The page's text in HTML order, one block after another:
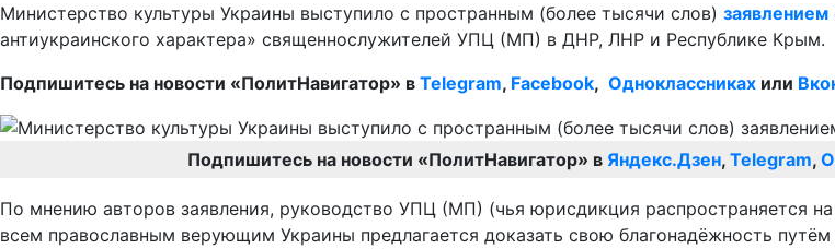
Министерство культуры Украины выступило с пространным (более тысячи слов) заявлением
антиукраинского характера» священнослужителей УПЦ (МП) в ДНР, ЛНР и Республике Крым.
Подпишитесь на новости «ПолитНавигатор» в Telegram, Facebook, Одноклассниках или
Подпишитесь на новости «ПолитНавигатор» в Яндекс.Дзен, Telegram,
По мнению авторов заявления, руководство УПЦ (МП) (чья юрисдикция распространяется
всем православным верующим Украины предлагается доказать свою благонадёжность